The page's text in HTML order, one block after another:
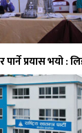
पार्ने प्रयास भयो :